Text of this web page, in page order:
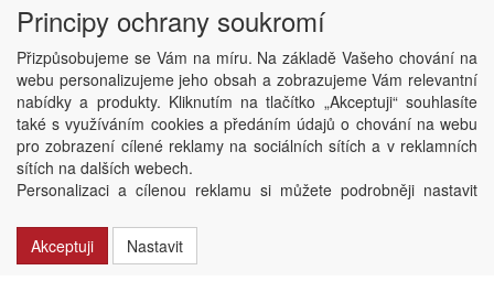
Obchodní podmínky
Ochrana osobních údajů
Kontakt
Losování účtenek
Aktuality
Nastavení soukromí
Copyright © ABRA Software a.s. 2020
Principy ochrany soukromí
Přizpůsobujeme se Vám na míru. Na základě Vašeho chování na
webu personalizujeme jeho obsah a zobrazujeme Vám relevantní
nabídky a produkty. Kliknutím na tlačítko „Akceptuji“ souhlasíte
také s využíváním cookies a předáním údajů o chování na webu
pro zobrazení cílené reklamy na sociálních sítích a v reklamních
sítích na dalších webech.
Personalizaci a cílenou reklamu si můžete podrobněji nastavit
Akceptuji
Nastavit